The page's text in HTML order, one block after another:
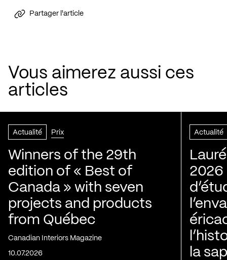
Partager l'article
Vous aimerez aussi ces
articles
Actualité Prix
Winners of the 29th
edition of « Best of
Canada » with seven
projects and products
from Québec
Canadian Interiors Magazine
10.07.2026
Actualité
2026
la